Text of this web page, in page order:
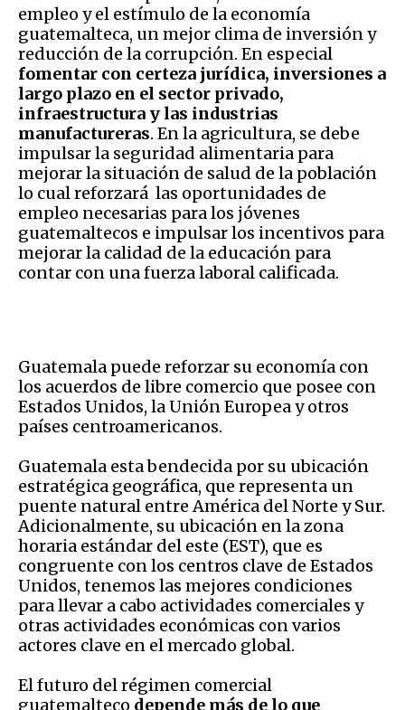
empleo y el estímulo de la economía
guatemalteca, un mejor clima de inversión y
reducción de la corrupción. En especial
fomentar con certeza jurídica, inversiones a
largo plazo en el sector privado,
infraestructura y las industrias
manufactureras. En la agricultura, se debe
impulsar la seguridad alimentaria para
mejorar la situación de salud de la población
lo cual reforzará las oportunidades de
empleo necesarias para los jóvenes
guatemaltecos e impulsar los incentivos para
mejorar la calidad de la educación para
contar con una fuerza laboral calificada.
Guatemala puede reforzar su economía con
los acuerdos de libre comercio que posee con
Estados Unidos, la Unión Europea y otros
países centroamericanos.
Guatemala esta bendecida por su ubicación
estratégica geográfica, que representa un
puente natural entre América del Norte y Sur.
Adicionalmente, su ubicación en la zona
horaria estándar del este (EST), que es
congruente con los centros clave de Estados
Unidos, tenemos las mejores condiciones
para llevar a cabo actividades comerciales y
otras actividades económicas con varios
actores clave en el mercado global.
El futuro del régimen comercial
guatemalteco depende más de lo que